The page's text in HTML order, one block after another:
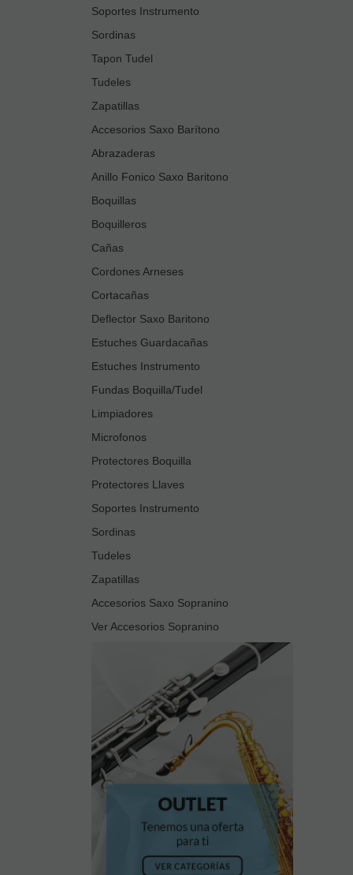
Soportes Instrumento
Sordinas
Tapon Tudel
Tudeles
Zapatillas
Accesorios Saxo Barítono
Abrazaderas
Anillo Fonico Saxo Baritono
Boquillas
Boquilleros
Cañas
Cordones Arneses
Cortacañas
Deflector Saxo Baritono
Estuches Guardacañas
Estuches Instrumento
Fundas Boquilla/Tudel
Limpiadores
Microfonos
Protectores Boquilla
Protectores Llaves
Soportes Instrumento
Sordinas
Tudeles
Zapatillas
Accesorios Saxo Sopranino
Ver Accesorios Sopranino